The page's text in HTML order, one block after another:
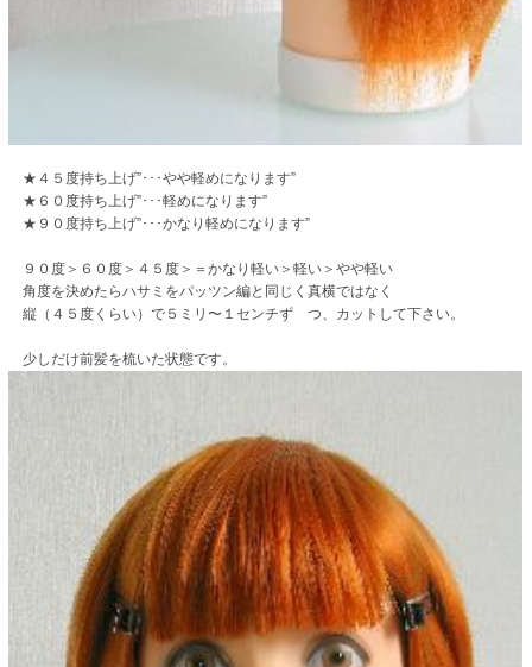
★４５度持ち上げ”･･･やや軽めになります”
★６０度持ち上げ”･･･軽めになります”
★９０度持ち上げ”･･･かなり軽めになります”
９０度＞６０度＞４５度＞＝かなり軽い＞軽い＞やや軽い
角度を決めたらハサミをパッツン編と同じく真横ではなく
縦（４５度くらい）で５ミリ〜１センチず つ、カットして下さい。
少しだけ前髪を梳いた状態です。